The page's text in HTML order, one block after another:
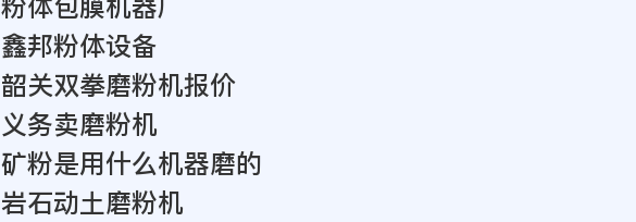
鑫邦粉体设备
韶关双拳磨粉机报价
义务卖磨粉机
矿粉是用什么机器磨的
岩石动土磨粉机